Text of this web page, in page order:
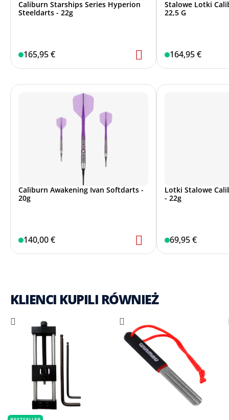
Caliburn Starships Series Hyperion
Steeldarts - 22g
165,95 €
Stalowe Lotki
22,5 G
164,95 €
Do strony marki
Caliburn Awakening Ivan Softdarts -
20g
140,00 €
Lotki Stalowe
- 22g
69,95 €
KLIENCI KUPILI RÓWNIEŻ